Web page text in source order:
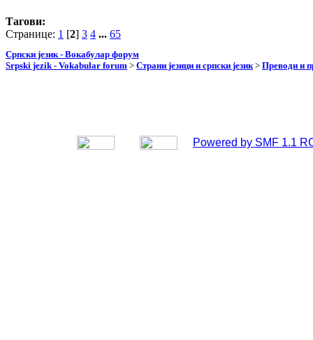
Тагови:
Странице: 1 [2] 3 4 ... 65
Српски језик - Вокабулар форум
Srpski jezik - Vokabular forum > Страни језици и српски језик> Преводи и
Powered by SMF 1.1